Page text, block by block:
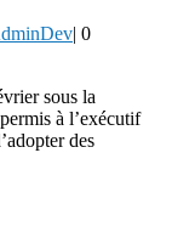
0
à l’exécutif
des